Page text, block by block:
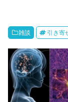
雑談 引き寄